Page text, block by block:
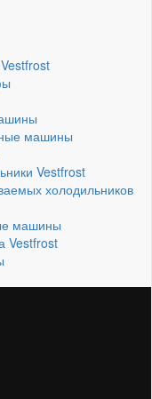
машины
Vestfrost
холодильников
машины
Vestfrost